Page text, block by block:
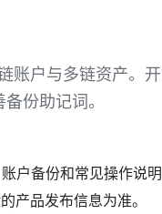
户与多链资产。开
份助记词。
户备份和常见操作说
产品发布信息为准。